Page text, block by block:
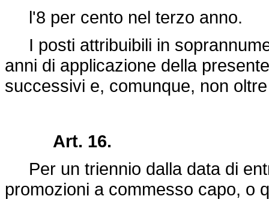
l'8 per cento nel terzo anno.
I posti attribuibili in
anni di applicazione della
successivi e, comunque, non
Art. 16.
Per un triennio dalla data di
promozioni a commesso capo, o